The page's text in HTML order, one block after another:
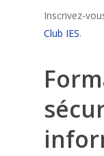
Inscrivez-
Club IES.